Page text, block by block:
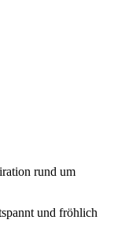
rund um
und fröhlich